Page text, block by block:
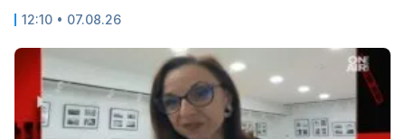
12:10 • 07.08.26